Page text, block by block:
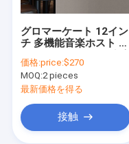
グロマーケート 12イン
チ 多機能音楽ホスト タ
ーゲートウェイ 壁中央
制御パネル インテリジ
ェントシーンスイッチ
価格:price:$270
MOQ:2 pieces
最新価格を得る
接触